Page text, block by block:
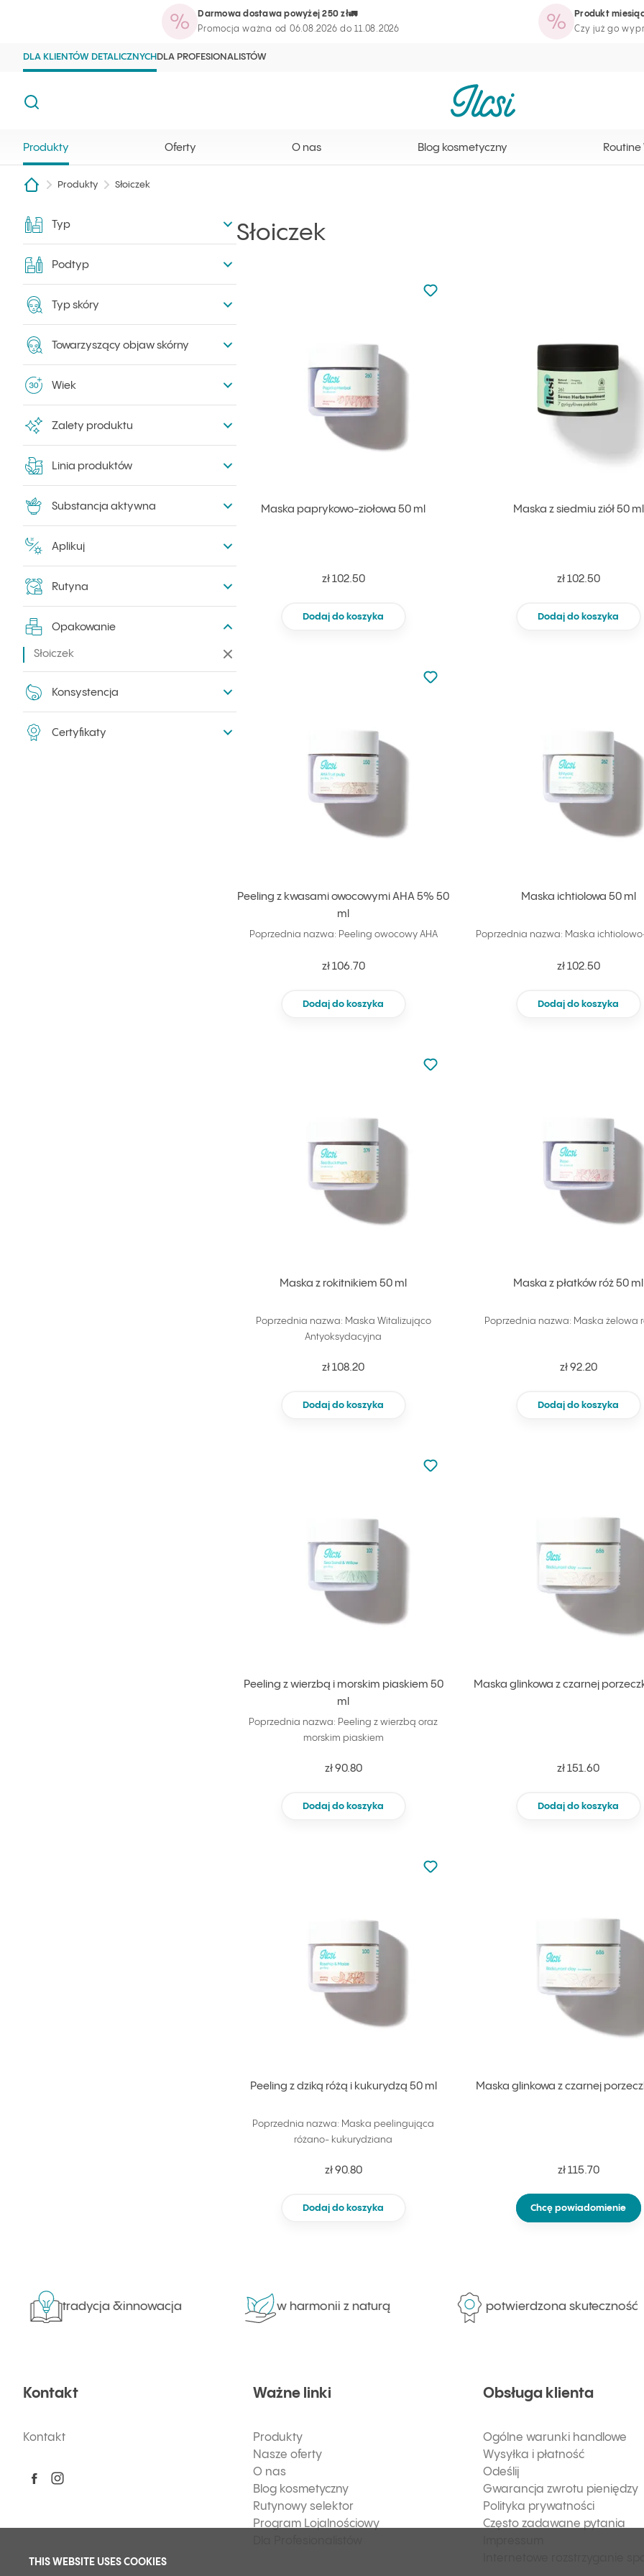
THIS WEBSITE USES COOKIES
Darmowa dostawa powyżej 250 zł🚛
Promocja ważna od 06.08.2026 do 11.08.2026
Produkt
Czy już go
Otwórz wyszukiwarkę
Produkty Oferty O nasBlog kosmetyczny Routine Wizard Strona programu lojalnościowego
DLA KLIENTÓW DETALICZNYCH DLA PROFESIONALISTÓW
Strona główna Ilcsi
Szukaj
Produkty Oferty O nas Blog kosmetyczny Routine
Produkty Słoiczek
Filtry
Typ
Podtyp
Typ skóry
Towarzyszący objaw skórny
Wiek
Zalety produktu
Linia produktów
Substancja aktywna
Aplikuj
Rutyna
Opakowanie
Słoiczek Zwiń filtry
Konsystencja
Certyfikaty
Słoiczek
Maska paprykowo-ziołowa 50 ml
zł 102.50
Dodaj do koszyka
Nie dodano do ulubionych
Dodaj do ulubionych
Maska z siedmiu ziół 50 ml
zł 102.50
Dodaj do koszyka
Peeling z kwasami owocowymi AHA 5% 50
ml
Poprzednia nazwa: Peeling owocowy AHA
zł 106.70
Dodaj do koszyka
Nie dodano do ulubionych
Dodaj do ulubionych
Maska ichtiolowa 50 ml
Poprzednia nazwa: Maska
zł 102.50
Dodaj do koszyka
Maska z rokitnikiem 50 ml
Poprzednia nazwa: Maska Witalizująco
Antyoksydacyjna
zł 108.20
Dodaj do koszyka
Nie dodano do ulubionych
Dodaj do ulubionych
Maska z płatków róż 50 ml
Poprzednia nazwa: Maska żelowa
zł 92.20
Dodaj do koszyka
Peeling z wierzbą i morskim piaskiem 50
ml
Poprzednia nazwa: Peeling z wierzbą oraz
morskim piaskiem
zł 90.80
Dodaj do koszyka
Nie dodano do ulubionych
Dodaj do ulubionych
Maska glinkowa z czarnej
zł 151.60
Dodaj do koszyka
Peeling z dziką różą i kukurydzą 50 ml
Poprzednia nazwa: Maska peelingująca
różano- kukurydziana
zł 90.80
Dodaj do koszyka
Nie dodano do ulubionych
Dodaj do ulubionych
Maska glinkowa z czarnej
zł 115.70
Chcę powiadomienie
tradycja &innowacja w harmonii z naturą potwierdzona skuteczność
Kontakt
Kontakt
Ważne linki
Produkty
Nasze oferty
O nas
Blog kosmetyczny
Rutynowy selektor
Program Lojalnościowy
Obsługa klienta
Ogólne warunki handlowe
Wysyłka i płatność
Odeślij
Gwarancja zwrotu pieniędzy
Polityka prywatności
Często zadawane pytania